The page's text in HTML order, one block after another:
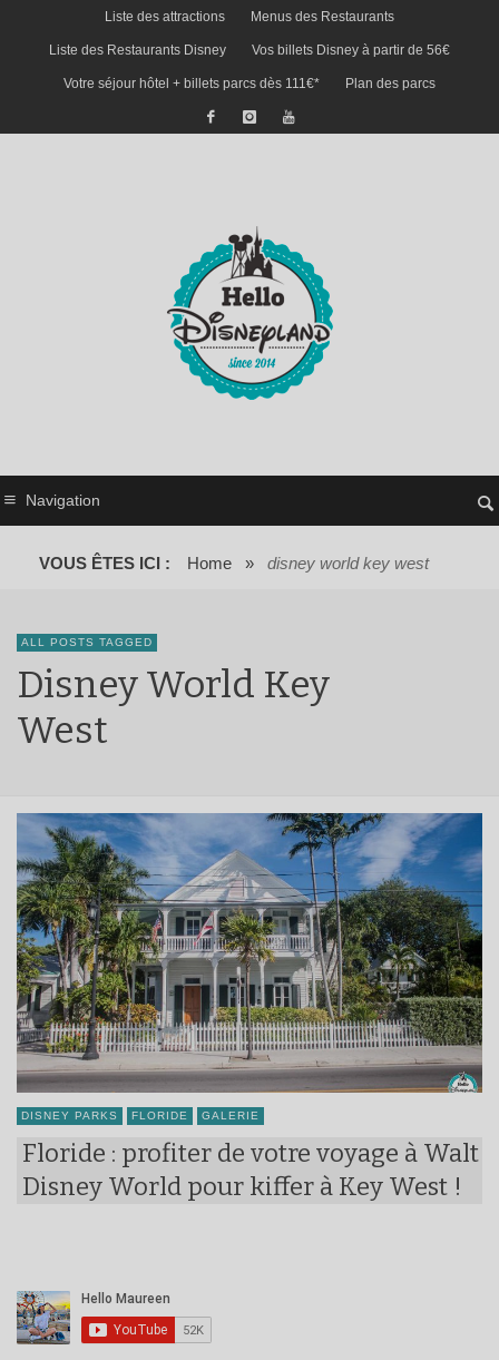
Liste des attractions Menus des Restaurants
Liste des Restaurants Disney Vos billets Disney à partir de 56€
Votre séjour hôtel + billets parcs dès 111€* Plan des parcs
Navigation
VOUS ÊTES ICI : Home » disney world key west
ALL POSTS TAGGED
Disney World Key
West
DISNEY PARKS FLORIDE GALERIE
Floride : profiter de votre voyage à Walt
Disney World pour kiffer à Key West !